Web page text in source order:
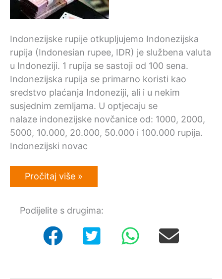
Indonezijske rupije otkupljujemo Indonezijska
rupija (Indonesian rupee, IDR) je službena valuta
u Indoneziji. 1 rupija se sastoji od 100 sena.
Indonezijska rupija se primarno koristi kao
sredstvo plaćanja Indoneziji, ali i u nekim
susjednim zemljama. U optjecaju se
nalaze indonezijske novčanice od: 1000, 2000,
5000, 10.000, 20.000, 50.000 i 100.000 rupija.
Indonezijski novac
Zamjena
indonezijskih
Hrvatskoj
Pročitaj više »
Podijelite s drugima: